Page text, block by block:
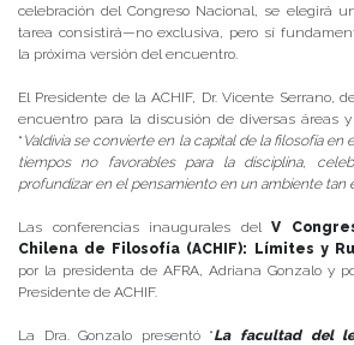
celebración del Congreso Nacional, se elegirá
tarea consistirá—no exclusiva, pero sí
la próxima versión del encuentro.
El Presidente de la ACHIF, Dr. Vicente Serrano,
encuentro para la discusión de diversas áreas
“ Valdivia se convierte en la capital de la filosofía en
tiempos no favorables para la disciplina,
profundizar en el pensamiento en un ambiente tan
Las conferencias inaugurales del V
Chilena de Filosofía (ACHIF): Límites y
por la presidenta de AFRA, Adriana Gonzalo y
Presidente de ACHIF.
La Dra. Gonzalo presentó “La facultad del